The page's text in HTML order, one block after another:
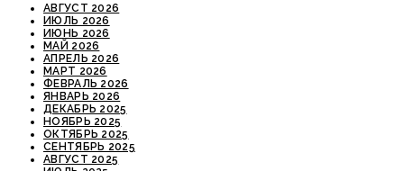
АВГУСТ 2026
ИЮЛЬ 2026
ИЮНЬ 2026
МАЙ 2026
АПРЕЛЬ 2026
МАРТ 2026
ФЕВРАЛЬ 2026
ЯНВАРЬ 2026
ДЕКАБРЬ 2025
НОЯБРЬ 2025
ОКТЯБРЬ 2025
СЕНТЯБРЬ 2025
АВГУСТ 2025